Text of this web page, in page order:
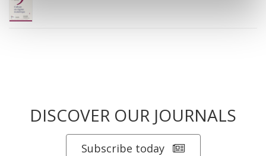
DISCOVER OUR JOURNALS
Subscribe today